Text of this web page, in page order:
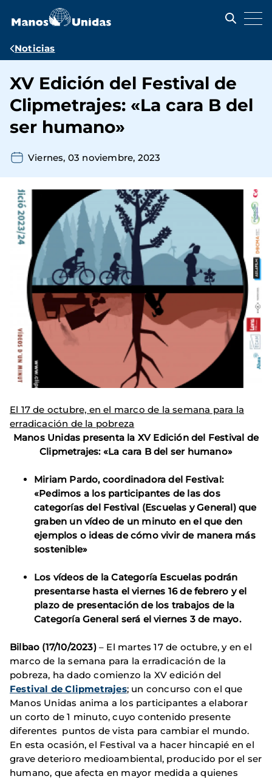
contenido
Ruta
navegación
Noticias
XV Edición del Festival de
Clipmetrajes: «La cara B del
ser humano»
Viernes, 03 noviembre, 2023
El 17 de octubre, en el marco de la semana para la
erradicación de la pobreza
Manos Unidas presenta la XV Edición del Festival de
Clipmetrajes: «La cara B del ser humano»
Miriam Pardo, coordinadora del Festival:
«Pedimos a los participantes de las dos
categorías del Festival (Escuelas y General) que
graben un vídeo de un minuto en el que den
ejemplos o ideas de cómo vivir de manera más
sostenible»
Los vídeos de la Categoría Escuelas podrán
presentarse hasta el viernes 16 de febrero y el
plazo de presentación de los trabajos de la
Categoría General será el viernes 3 de mayo.
Bilbao (17/10/2023)– El martes 17 de octubre, y en el
marco de la semana para la erradicación de la
pobreza, ha dado comienzo la XV edición del
Festival de Clipmetrajes; un concurso con el que
Manos Unidas anima a los participantes a elaborar
un corto de 1 minuto, cuyo contenido presente
diferentes puntos de vista para cambiar el mundo.
En esta ocasión, el Festival va a hacer hincapié en el
grave deterioro medioambiental, producido por el ser
humano, que afecta en mayor medida a quienes